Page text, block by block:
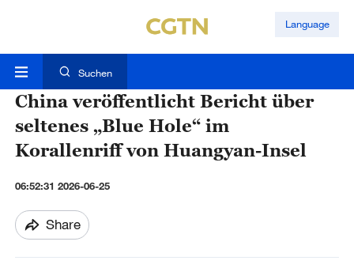
Language
Suchen
China veröffentlicht Bericht über
seltenes „Blue Hole“ im
Korallenriff von Huangyan-Insel
06:52:31 2026-06-25
Share